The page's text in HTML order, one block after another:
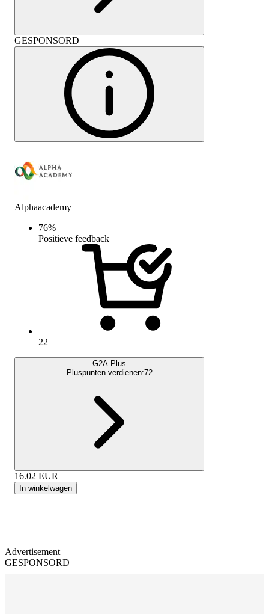
GESPONSORD
Alphaacademy
76%
Positieve feedback
22
G2A Plus
Pluspunten verdienen:72
16.02 EUR
In winkelwagen
Advertisement
GESPONSORD